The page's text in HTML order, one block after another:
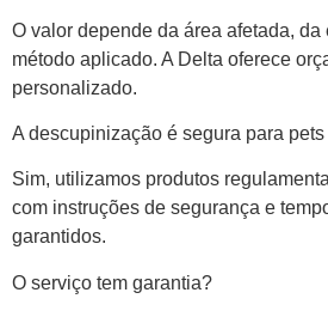
O valor depende da área afetada,
método aplicado. A Delta oferece
personalizado.
A descupinização é segura para
Sim, utilizamos produtos
com instruções de segurança e
garantidos.
O serviço tem garantia?